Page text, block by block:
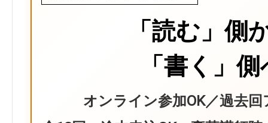
「読む」側
「書く」
オンライン参加OK／過去